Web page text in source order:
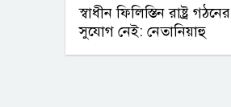
স্বাধীন ফিলিস্তিন রাষ্ট্র গঠনের
সুযোগ নেই: নেতানিয়াহু